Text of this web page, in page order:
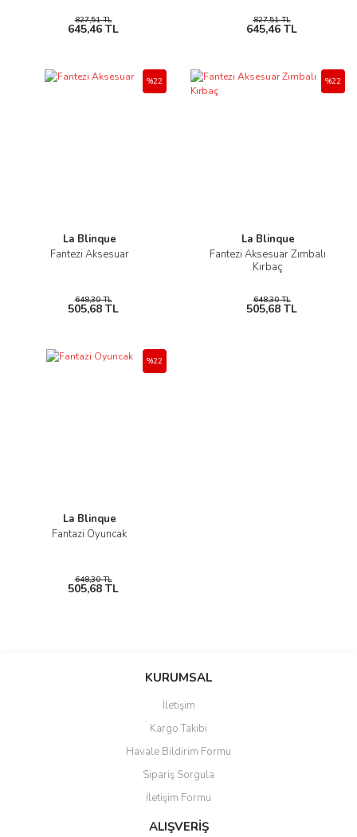
827,51 TL
645,46 TL
827,51 TL
645,46 TL
La Blinque
Fantezi Aksesuar
%22
648,30 TL
505,68 TL
La Blinque
Fantezi Aksesuar Zımbalı
Kırbaç
%22
648,30 TL
505,68 TL
La Blinque
Fantazi Oyuncak
%22
648,30 TL
505,68 TL
KURUMSAL
İletişim
Kargo Takibi
Havale Bildirim Formu
Sipariş Sorgula
İletişim Formu
ALIŞVERİŞ